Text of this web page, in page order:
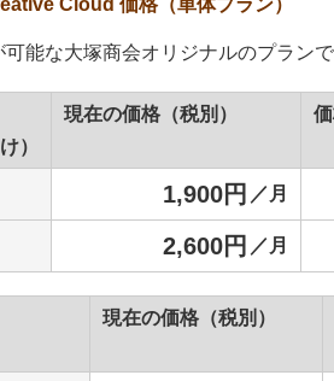
能な大塚商会オリジナルのプランで
）
現在の価格（税別）
1,900円 ／月
2,600円 ／月
現在の価格（税別）